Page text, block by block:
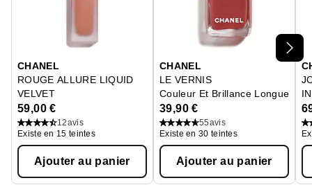
Ignorer le carrousel produits
CHANEL
ROUGE ALLURE LIQUID
VELVET
Le Rouge Liquide Mat Intense Ultra Tenue
59,00 €
12avis
Existe en 15 teintes
Ajouter au panier
CHANEL
LE VERNIS
Couleur Et Brillance Longue
39,90 €
55avis
Existe en 30 teintes
Ajouter au panier